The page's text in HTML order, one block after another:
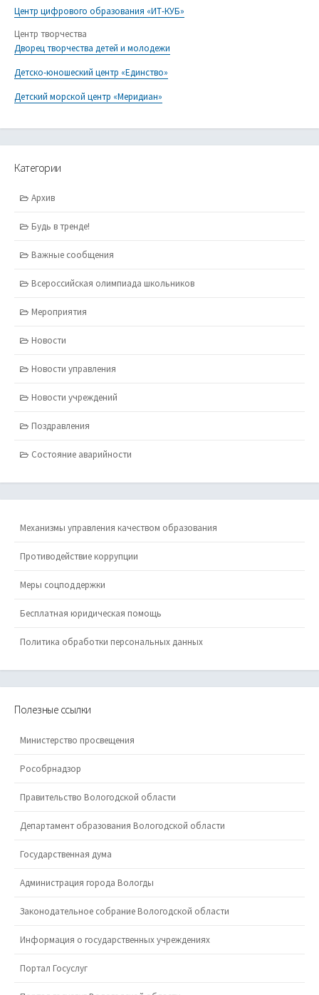
Центр цифрового образования «ИТ-КУБ»
Центр творчества
Дворец творчества детей и молодежи
Детско-юношеский центр «Единство»
Детский морской центр «Меридиан»
Категории
Архив
Будь в тренде!
Важные сообщения
Всероссийская олимпиада школьников
Мероприятия
Новости
Новости управления
Новости учреждений
Поздравления
Состояние аварийности
Механизмы управления качеством образования
Противодействие коррупции
Меры соцподдержки
Бесплатная юридическая помощь
Политика обработки персональных данных
Полезные ссылки
Министерство просвещения
Рособрнадзор
Правительство Вологодской области
Департамент образования Вологодской области
Государственная дума
Администрация города Вологды
Законодательное собрание Вологодской области
Информация о государственных учреждениях
Портал Госуслуг